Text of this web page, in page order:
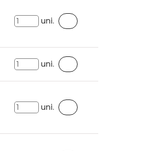
uni.
uni.
uni.